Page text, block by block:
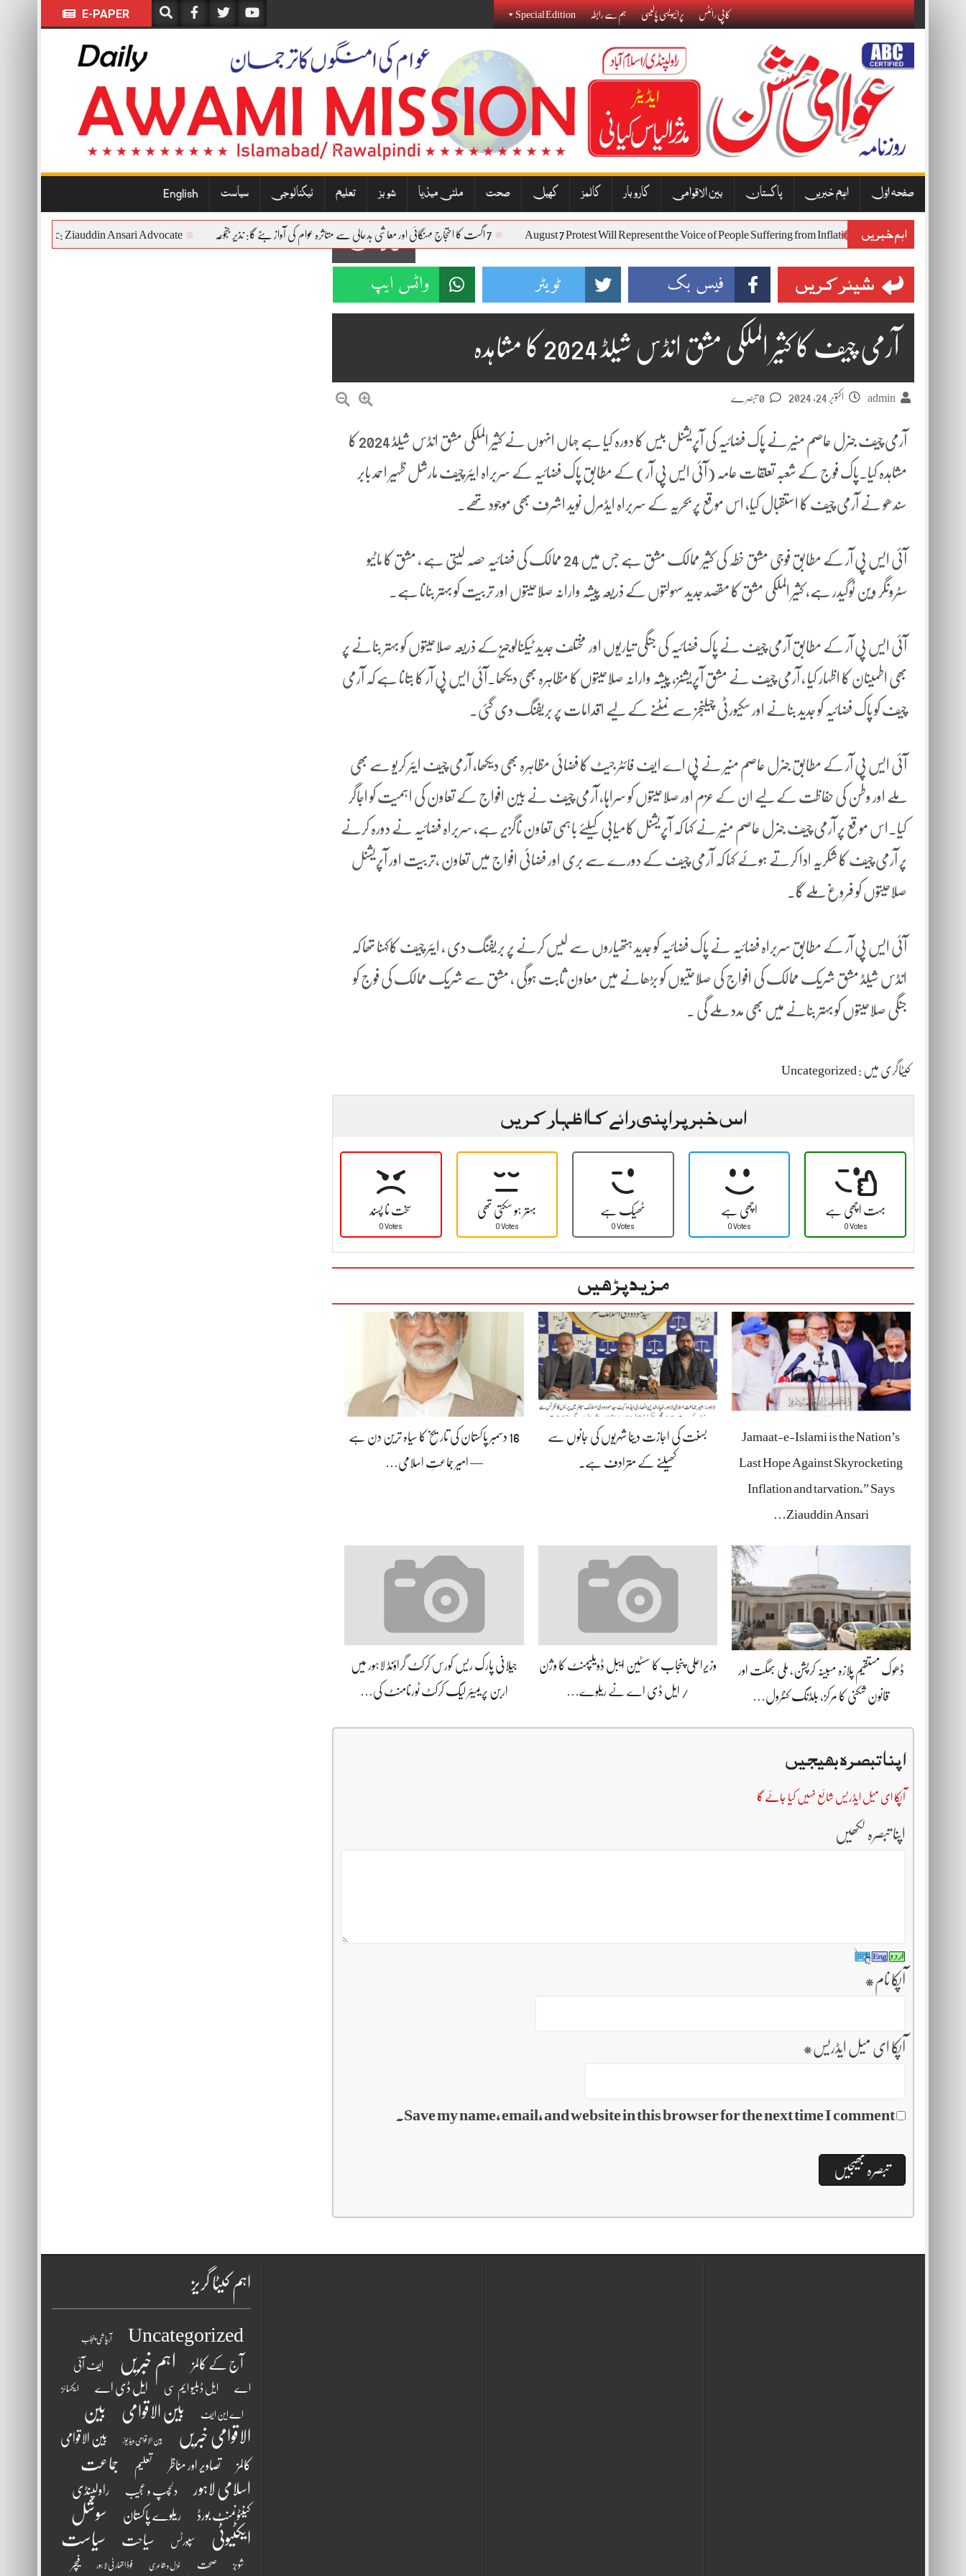
E-PAPER کاپی رائٹس پرائیویسی پالیسی ہم سے رابطہ Special Edition
صفحہ اوّل اہم خبریں پاکستان بین الاقوامی کاروبار کالمز کھیل صحت ملٹی میڈیا شوبز تعلیم ٹیکنالوجی سیاست English
اہم خبریں
August 7 Protest Will Represent the Voice of People Suffering from Inflation and Economic
and Democratic: Ziauddin Ansari Advocate 90
شیئر کریں فیس بک ٹویٹر واٹس ایپ
آرمی چیف کا کثیر الملکی مشق انڈس شیلڈ 2024 کا مشاہدہ
admin اکتوبر 24, 2024
آرمی چیف جنرل عاصم منیر نے پاک فضائیہ کی آپریشنل بیس کا دورہ کیا ہے جہاں انہوں نے کثیر الملکی مشق انڈس شیلڈ 2024 کا
مشاہدہ کیا۔پاک فوج کے شعبہ تعلقات عامہ (آئی ایس پی آر) کے مطابق پاک فضائیہ کے سربراہ ایئر چیف مارشل ظہیر احمد بابر
سندھو نے آرمی چیف کا استقبال کیا، اس موقع پر بحریہ کے سربراہ ایڈمرل نوید اشرف بھی موجود تھے۔
آئی ایس پی آر کے مطابق فوجی مشق خطہ کی کثیر ممالک مشق ہے جس میں 24 ممالک کی فضائیہ حصہ لیتی ہے ، مشق کا ماٹیو
سٹرونگر وین ٹوگیدر ہے، کثیر الملکی مشق کا مقصد جدید سہولتوں کے ذریعہ پیشہ وارانہ صلاحیتوں اور تربیت کو بہتر بنانا ہے۔
آئی ایس پی آر کے مطابق آرمی چیف نے پاک فضائیہ کی جنگی تیاریوں اور مختلف جدید ٹیکنالوجیز کے ذریعہ صلاحیتوں کو بہتر بنانے پر
بھی اطمینان کا اظہار کیا ، آرمی چیف نے مشق آپریشنز، پیشہ وارانہ صلاحیتوں کا مظاہرہ بھی دیکھا۔آئی ایس پی آر کا بتانا ہے کہ آرمی
چیف کو پاک فضائیہ کو جدید بنانے اور سکیورٹی چیلنجز سے نمٹنے کے لیے اقدامات پر بریفنگ دی گئی۔
آئی ایس پی آر کے مطابق جنرل عاصم منیر نے پی اے ایف فائٹر جیٹ کا فضائی مظاہرہ بھی دیکھا، آرمی چیف ایئر کریو سے بھی
ملے اور وطن کی حفاظت کے لیے ان کے عزم اور صلاحیتوں کو سراہا، آرمی چیف نے بین افواج کے تعاون کی اہمیت کو اجاگر
کیا۔اس موقع پر آرمی چیف جنرل عاصم منیر نے کہا کہ آپریشنل کامیابی کیلئے باہمی تعاون ناگزیر ہے، سربراہ فضائیہ نے دورہ کرنے
پر آرمی چیف کا شکریہ ادا کرتے ہوئے کہا کہ آرمی چیف کے دورے سے بری اور فضائی افواج میں تعاون ،تربیت اور آپریشنل
صلاحیتوں کو فروغ ملے گا۔
آئی ایس پی آر کے مطابق سربراہ فضائیہ نے پاک فضائیہ کو جدید ہتھیاروں سے لیس کرنے پر بریفنگ دی ، ایئر چیف کاکہنا تھا کہ
انڈس شیلڈ مشق شریک ممالک کی افواج کی صلاحتیوں کو بڑھانے میں معاون ثابت ہوگی ، مشق سے شریک ممالک کی فوج کو
جنگی صلاحیتوں کو بہتر بنانے میں بھی مدد ملے گی ۔
کیٹاگری میں : Uncategorized
اس خبر پر اپنی رائے کا اظہار کریں
سخت نا پسند
0 Votes
بہتر ہو سکتی تھی
0 Votes
ٹھیک ہے
0 Votes
اچھی ہے
0 Votes
بہت اچھی ہے
0 Votes
مزید پڑھیں
Jamaat-e-Islami is the Nation’s
Last Hope Against Skyrocketing
Inflation and tarvation,” Says
Ziauddin Ansari…
بسنت کی اجازت دینا شہریوں کی جانوں سے
کھیلنے کے مترادف ہے۔
16 دسمبر پاکستان کی تاریخ کا سیاہ ترین دن ہے
— امیر جماعتِ اسلامی…
ڈھوک مستقیم پلازہ مبینہ کرپشن، ملی بھگت اور
قانون شکنی کا مرکز، بلڈنگ کنٹرول…
وزیراعلی پنجاب کا سسٹین ایبل ڈویلپمنٹ کا وژن
/ ایل ڈی اے نے ریلوے…
جیلانی پارک ریس کورس کرکٹ گراؤنڈ لاہور میں
اربن پریمیئر لیگ کرکٹ ٹورنامنٹ کی…
اپنا تبصرہ بھیجیں
آپکا ای میل ایڈریس شائع نہیں کیا جائے گا
اپنا تبصرہ لکھیں
آپکا نام *
آپکا ای میل ایڈریس *
Save my name, email, and website in this browser for the next time I comment.
اہم کیٹا گریز
Uncategorized آبپاشی پنجاب
آج کے کالمز اہم خبریں ایف آئی
اے ایل ڈبلیو ایم سی ایل ڈی اے ایکسائز
اے این ایف بین الاقوامی
بین
الاقوامی خبریں
بین الاقوامی ویڈیوز بین الاقوامی
کالمز تصاویر اور مناظر تعلیم
جماعت
اسلامی لاہور
دلچسپ و عجیب راولپنڈی
کینٹونمنٹ بورڈ ریلوے پاکستان
سوشل
ایکٹیوٹی
سپورٹس سیاحت سیاست
شوبز صحت غزل و شاعری فوڈ اتھارٹی لاہور فیچر